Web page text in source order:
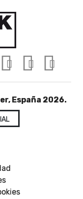
España 2026.